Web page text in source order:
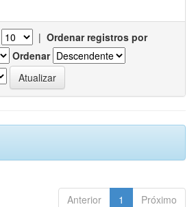
| Ordenar registros por
Ordenar
Anterior 1 Próximo